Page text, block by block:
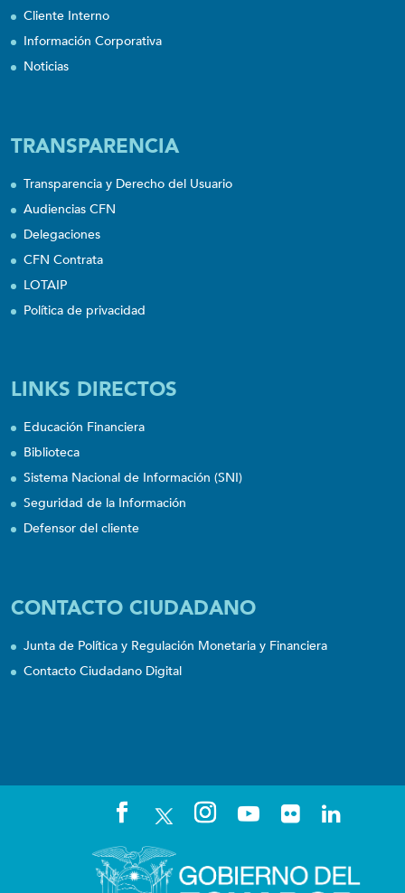
Cliente Interno
Información Corporativa
Noticias
TRANSPARENCIA
Transparencia y Derecho del Usuario
Audiencias CFN
Delegaciones
CFN Contrata
LOTAIP
Política de privacidad
LINKS DIRECTOS
Educación Financiera
Biblioteca
Sistema Nacional de Información (SNI)
Seguridad de la Información
Defensor del cliente
CONTACTO CIUDADANO
Junta de Política y Regulación Monetaria y Financiera
Contacto Ciudadano Digital